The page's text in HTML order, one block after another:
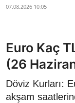
07.08.2026 10:05
Euro Kaç
(26
Döviz Kurları:
akşam